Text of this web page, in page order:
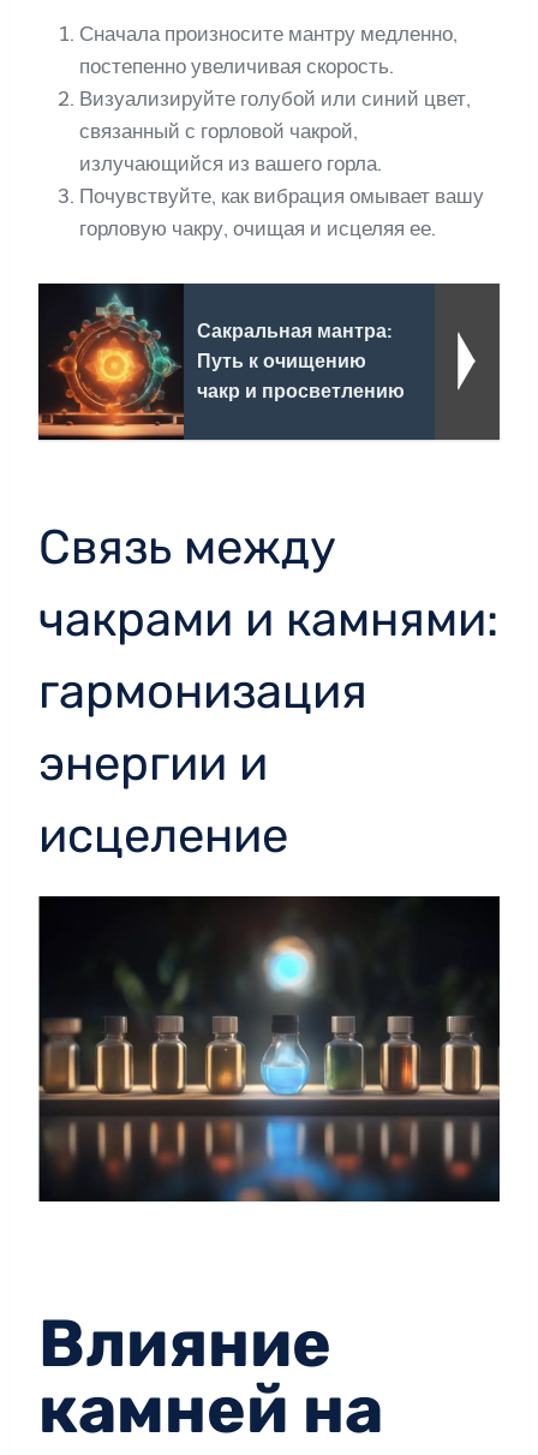
Сначала произносите мантру медленно,
постепенно увеличивая скорость.
Визуализируйте голубой или синий цвет,
связанный с горловой чакрой,
излучающийся из вашего горла.
Почувствуйте, как вибрация омывает вашу
горловую чакру, очищая и исцеляя ее.
Сакральная мантра:
Путь к очищению
чакр и просветлению
Связь между
чакрами и камнями:
гармонизация
энергии и
исцеление
Влияние
камней на